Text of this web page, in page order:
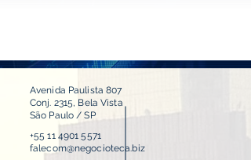
Avenida Paulista 807
Conj. 2315, Bela Vista
São Paulo / SP
+55 11 4901 5571
falecom@negocioteca.biz